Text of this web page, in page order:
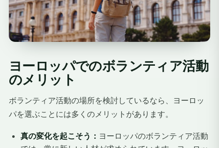
ヨーロッパでのボランティア活動
のメリット
ボランティア活動の場所を検討しているなら、ヨーロッ
パを選ぶことには多くのメリットがあります。
真の変化を起こそう： ヨーロッパのボランティア活動